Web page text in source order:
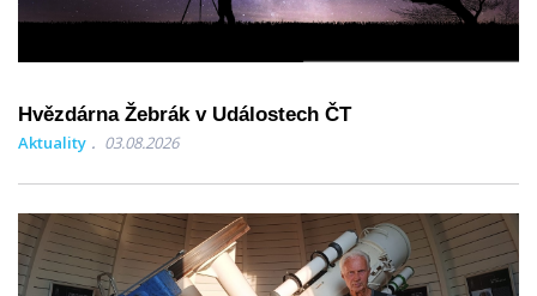
Hvězdárna Žebrák v Událostech ČT
Aktuality 03.08.2026